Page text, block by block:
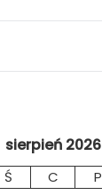
sierpień 2026
Ś C P